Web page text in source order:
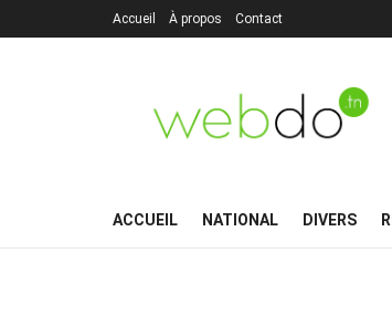
Accueil À propos Contact
ACCUEIL NATIONAL DIVERS